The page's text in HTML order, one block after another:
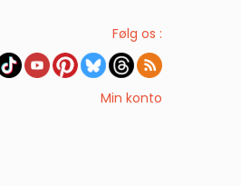
Følg os :
Min konto